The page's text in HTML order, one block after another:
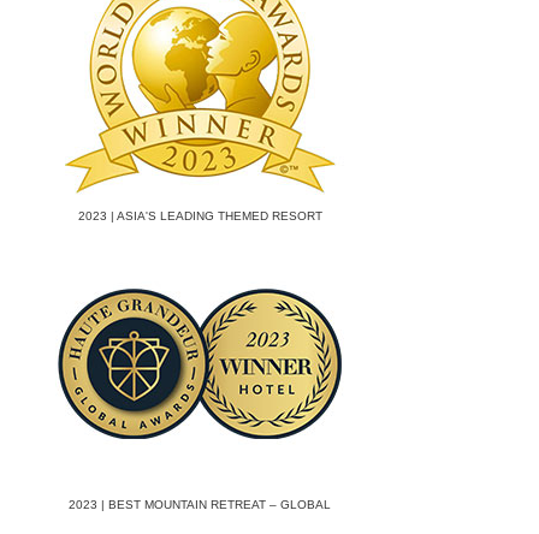
2023 | ASIA'S LEADING THEMED RESORT
2023 | BEST MOUNTAIN RETREAT – GLOBAL